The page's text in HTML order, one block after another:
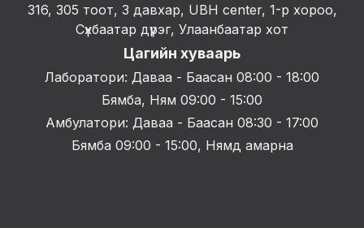
316, 305 тоот, 3 давхар, UBH center, 1-р хороо,
Сүхбаатар дүүрэг, Улаанбаатар хот
Цагийн хуваарь
Лаборатори: Даваа - Баасан 08:00 - 18:00
Бямба, Ням 09:00 - 15:00
Амбулатори: Даваа - Баасан 08:30 - 17:00
Бямба 09:00 - 15:00, Нямд амарна